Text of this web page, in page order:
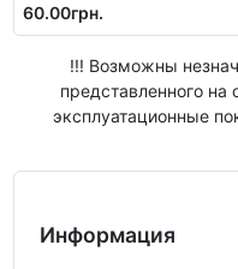
60.00грн.
!!! Возможны
представленного на
эксплуатационные
Информация